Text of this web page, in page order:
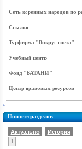
Сеть коренных народов по
Ссылки
Турфирма "Вокруг света"
Учебный центр
Фонд "БАТАНИ"
Центр правовых ресурсов
Новости разделов
Актуально
История
1